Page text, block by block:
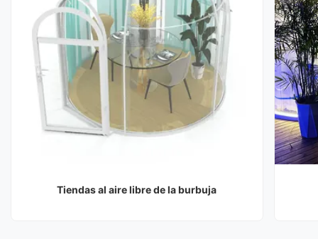
Tiendas al aire libre de la burbuja